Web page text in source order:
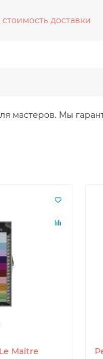
доставки
мастеров. Мы
Maitre